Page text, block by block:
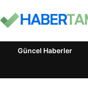
Güncel Haberler